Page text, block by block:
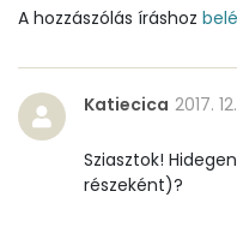
Élelmi rost
Víz
Összesen
A hozzászólás íráshoz
Katiecica 2017.
Sziasztok!
részeként)?